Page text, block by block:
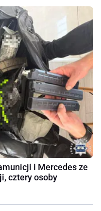
i Mercedes ze
cztery osoby